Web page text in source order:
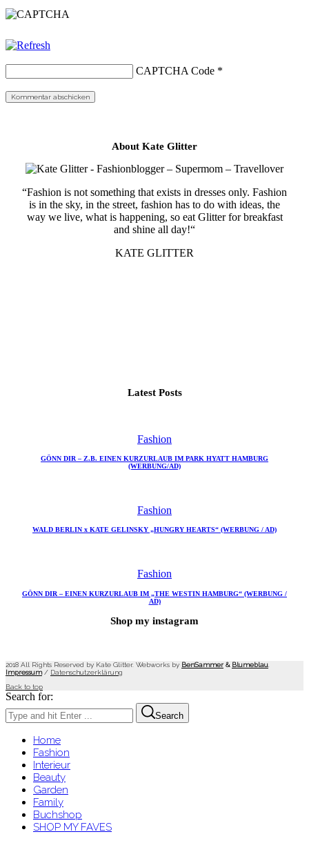
CAPTCHA Code *
About Kate Glitter
“Fashion is not something that exists in dresses only. Fashion
is in the sky, in the street, fashion has to do with ideas, the
way we live, what is happening, so eat Glitter for breakfast
and shine all day!“
KATE GLITTER
Latest Posts
Fashion
GÖNN DIR – Z.B. EINEN KURZURLAUB IM PARK HYATT HAMBURG
(WERBUNG/AD)
Fashion
WALD BERLIN x KATE GELINSKY „HUNGRY HEARTS“ (WERBUNG / AD)
Fashion
GÖNN DIR – EINEN KURZURLAUB IM „THE WESTIN HAMBURG“ (WERBUNG /
AD)
Shop my instagram
2018 All Rights Reserved by Kate Glitter. Webworks by BenSammer & Blumeblau
Impressum/ Datenschutzerklärung
Back to top
Search for:
Search
Home
Fashion
Interieur
Beauty
Garden
Family
Buchshop
SHOP MY FAVES